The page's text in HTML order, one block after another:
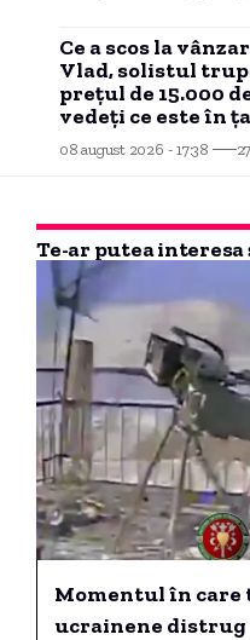
Ce a scos la
Vlad, solistul
prețul de 15.000
vedeți ce este în
Nu mai am timp”
08 august 2026 - 17:38
Te-ar putea interesa
Momentul în care
ucrainene distrug